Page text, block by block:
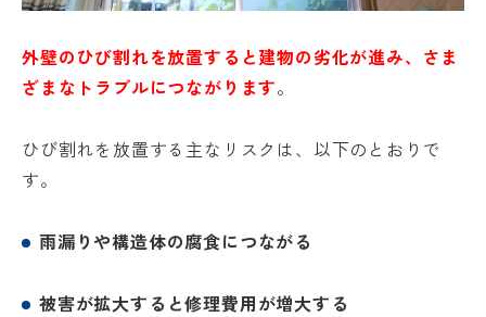
外壁のひび割れを放置すると建物の劣化が進み、さま
ざまなトラブルにつながります。
ひび割れを放置する主なリスクは、以下のとおりで
す。
雨漏りや構造体の腐食につながる
被害が拡大すると修理費用が増大する